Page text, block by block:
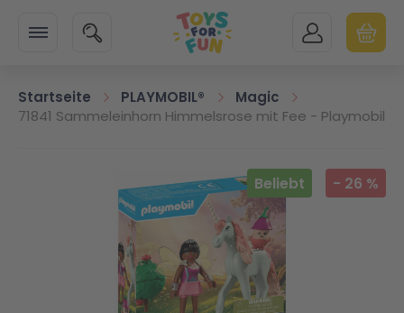
SUCHE MEIN KONTO
Startseite PLAYMOBIL®
Magic
71841 Sammeleinhorn Himmelsrose mit Fee - Playmobil
Zum Ende der Bildgalerie springen Beliebt - 26 %